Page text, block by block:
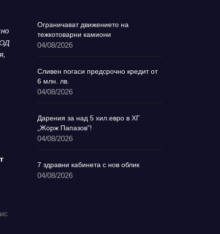
Ограничават движението на
тежкотоварни камиони
04/08/2026
Сливен погаси предсрочно кредит от
6 млн. лв.
04/08/2026
Дарения за над 5 хил.евро в ХГ
„Жорж Папазов”!
04/08/2026
7 здравни кабинета с нов облик
04/08/2026